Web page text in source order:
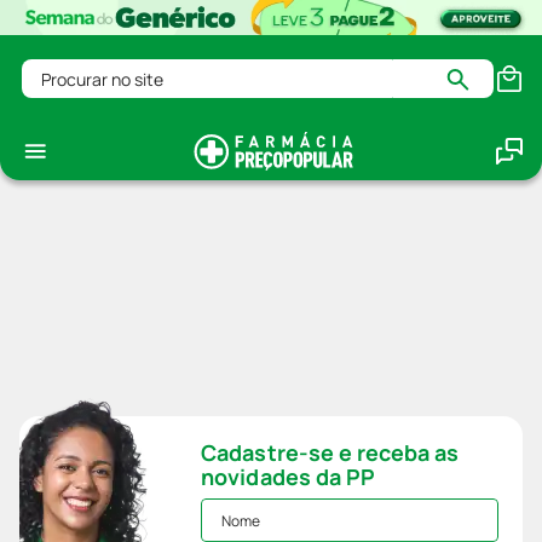
Procurar no site
Cadastre-se e receba as
novidades da PP